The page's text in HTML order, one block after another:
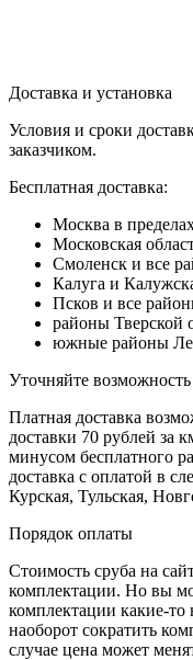
Доставка и установка
Условия и сроки
заказчиком.
Бесплатная доставка:
Москва в
Московская
Смоленск и все
Калуга и
Псков и все
районы Тверской
южные районы
Уточняйте
Платная доставка
доставки 70 рублей за
минусом бесплатного
доставка с оплатой в
Курская, Тульская,
Порядок оплаты
Стоимость сруба на
комплектации. Но вы
комплектации какие-
наоборот сократить
случае цена может